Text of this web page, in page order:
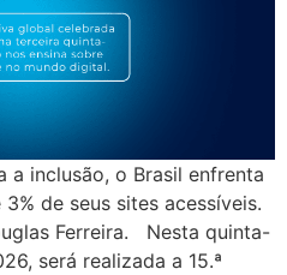
a inclusão, o Brasil enfrenta
de seus sites acessíveis.
Ferreira. Nesta quinta-
será realizada a 15.ª